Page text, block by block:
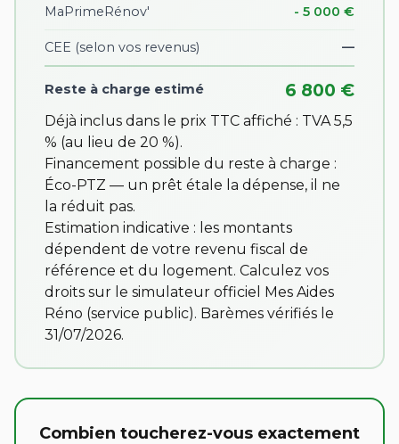
MaPrimeRénov' - 5 000 €
CEE (selon vos revenus) —
Reste à charge estimé 6 800 €
Déjà inclus dans le prix TTC affiché : TVA 5,5
% (au lieu de 20 %).
Financement possible du reste à charge :
Éco-PTZ — un prêt étale la dépense, il ne
la réduit pas.
Estimation indicative : les montants
dépendent de votre revenu fiscal de
référence et du logement. Calculez vos
droits sur le simulateur officiel Mes Aides
Réno (service public). Barèmes vérifiés le
31/07/2026.
Combien toucherez-vous exactement